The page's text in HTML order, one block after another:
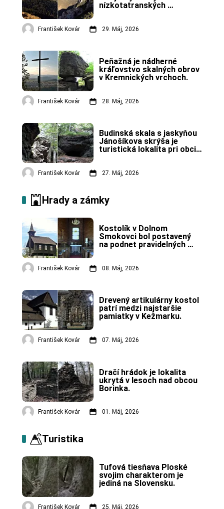
nízkotatranských
František Kovár 29. Máj, 2026
Peňažná je nádherné
kráľovstvo skalných obrov
v Kremnických vrchoch.
František Kovár 28. Máj, 2026
Budinská skala s jaskyňou
Jánošíkova skrýša je
turistická lokalita pri obci
František Kovár 27. Máj, 2026
Hrady a zámky
Kostolík v Dolnom
Smokovci bol postavený
na podnet pravidelných
František Kovár 08. Máj, 2026
Drevený artikulárny kostol
patrí medzi najstaršie
pamiatky v Kežmarku.
František Kovár 07. Máj, 2026
Dračí hrádok je lokalita
ukrytá v lesoch nad obcou
Borinka.
František Kovár 01. Máj, 2026
Turistika
Tufová tiesňava Ploské
svojim charakterom je
jediná na Slovensku.
František Kovár 25. Máj, 2026